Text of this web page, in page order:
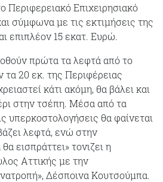
Περιφερειακό Επιχειρησιακό
σύμφωνα με τις εκτιμήσεις της
επιπλέον 15 εκατ. Ευρώ.
πρώτα τα λεφτά από το
20 εκ. της Περιφέρειας
κάτι ακόμη, θα βάλει και
στην τσέπη. Μέσα από τα
υπερκοστολογήσεις θα φαίνεται
λεφτά, ενώ στην
εισπράττει» τονιζει η
Αττικής με την
Δέσποινα Κουτσούμπα.